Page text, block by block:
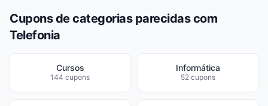
Cupons de categorias parecidas com
Telefonia
Cursos
144 cupons
Informática
52 cupons